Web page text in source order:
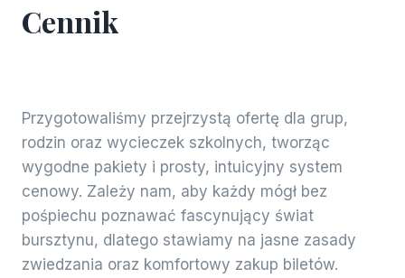
Cennik
Przygotowaliśmy przejrzystą ofertę dla grup,
rodzin oraz wycieczek szkolnych, tworząc
wygodne pakiety i prosty, intuicyjny system
cenowy. Zależy nam, aby każdy mógł bez
pośpiechu poznawać fascynujący świat
bursztynu, dlatego stawiamy na jasne zasady
zwiedzania oraz komfortowy zakup biletów.